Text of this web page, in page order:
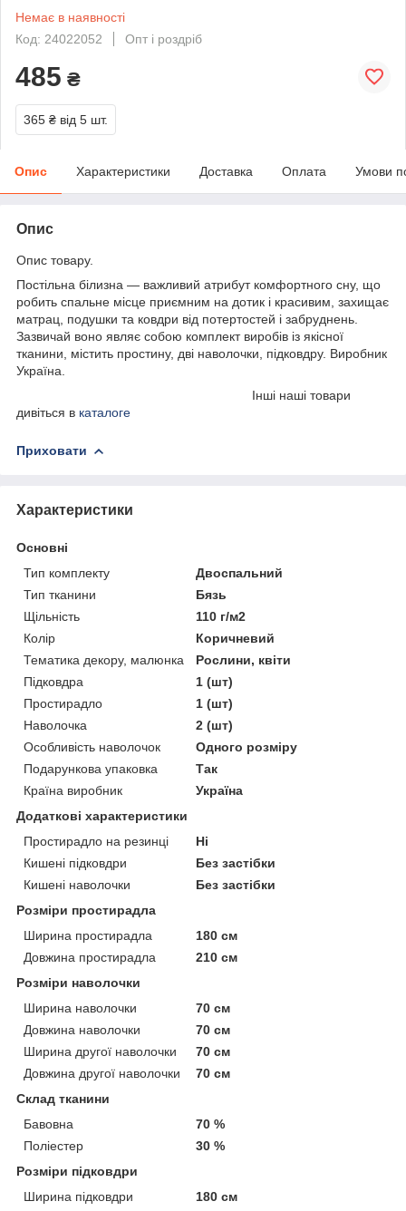
Немає в наявності
Код: 24022052
Опт і роздріб
485 ₴
365 ₴ від 5 шт.
Опис Характеристики Доставка Оплата Умови
Опис
Опис товару.
Постільна білизна — важливий атрибут комфортного сну, що
робить спальне місце приємним на дотик і красивим, захищає
матрац, подушки та ковдри від потертостей і забруднень.
Зазвичай воно являє собою комплект виробів із якісної
тканини, містить проcтину, дві наволочки, підковдру. Виробник
Україна.
Інші наші товари
дивіться в каталоге
Приховати
Характеристики
Основні
Тип комплекту
Двоспальний
Тип тканини
Бязь
Щільність
110 г/м2
Колір
Коричневий
Тематика декору, малюнка
Рослини, квіти
Підковдра
1 (шт)
Простирадло
1 (шт)
Наволочка
2 (шт)
Особливість наволочок
Одного розміру
Подарункова упаковка
Так
Країна виробник
Україна
Додаткові характеристики
Простирадло на резинці
Ні
Кишені підковдри
Без застібки
Кишені наволочки
Без застібки
Розміри простирадла
Ширина простирадла
180 см
Довжина простирадла
210 см
Розміри наволочки
Ширина наволочки
70 см
Довжина наволочки
70 см
Ширина другої наволочки
70 см
Довжина другої наволочки
70 см
Склад тканини
Бавовна
70 %
Поліестер
30 %
Розміри підковдри
Ширина підковдри
180 см